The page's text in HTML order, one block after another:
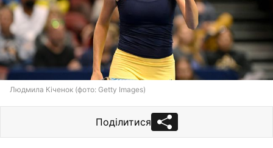
Людмила Кіченок (фото: Getty Images)
Поділитися